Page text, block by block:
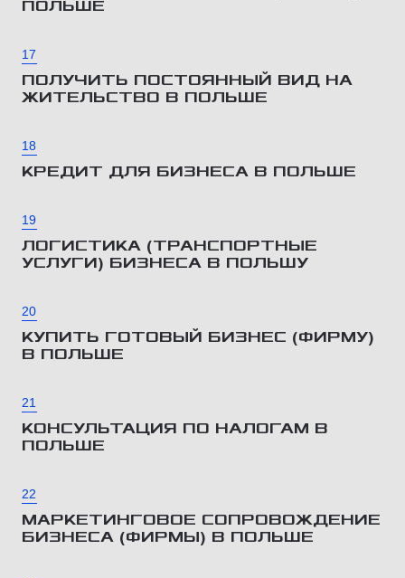
ПОЛЬШЕ
17
ПОЛУЧИТЬ ПОСТОЯННЫЙ ВИД НА
ЖИТЕЛЬСТВО В ПОЛЬШЕ
18
КРЕДИТ ДЛЯ БИЗНЕСА В ПОЛЬШЕ
19
ЛОГИСТИКА (ТРАНСПОРТНЫЕ
УСЛУГИ) БИЗНЕСА В ПОЛЬШУ
20
КУПИТЬ ГОТОВЫЙ БИЗНЕС (ФИРМУ)
В ПОЛЬШЕ
21
КОНСУЛЬТАЦИЯ ПО НАЛОГАМ В
ПОЛЬШЕ
22
МАРКЕТИНГОВОЕ СОПРОВОЖДЕНИЕ
БИЗНЕСА (ФИРМЫ) В ПОЛЬШЕ